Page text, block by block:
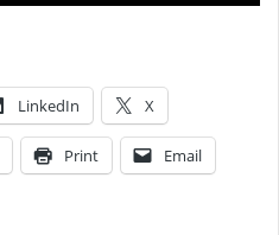
LinkedIn X
Print Email